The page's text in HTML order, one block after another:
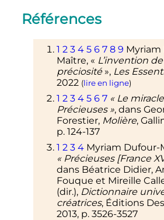
Références
1 2 3 4 5 6 7 8 9 Myriam
Maître, « L’invention
préciosité », Les
2022 (lire en ligne)
1 2 3 4 5 6 7 « Le
Précieuses », dans
Forestier, Molière,
p. 124-137
1 2 3 4 Myriam Dufour-
« Précieuses [France
dans Béatrice Didier,
Fouque et Mireille
(dir.), Dictionnaire
créatrices, Éditions
2013, p. 3526-3527